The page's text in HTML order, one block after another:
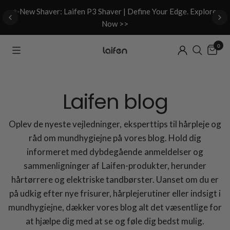
✨New Shaver: Laifen P3 Shaver | Define Your Edge. Explore
Now >>
0
Laifen blog
Oplev de nyeste vejledninger, eksperttips til hårpleje og
råd om mundhygiejne på vores blog. Hold dig
informeret med dybdegående anmeldelser og
sammenligninger af Laifen-produkter, herunder
hårtørrere og elektriske tandbørster. Uanset om du er
på udkig efter nye frisurer, hårplejerutiner eller indsigt i
mundhygiejne, dækker vores blog alt det væsentlige for
at hjælpe dig med at se og føle dig bedst mulig.